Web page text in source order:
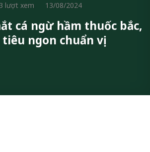
lượt xem 13/08/2024
cá ngừ hầm thuốc bắc,
ngon chuẩn vị